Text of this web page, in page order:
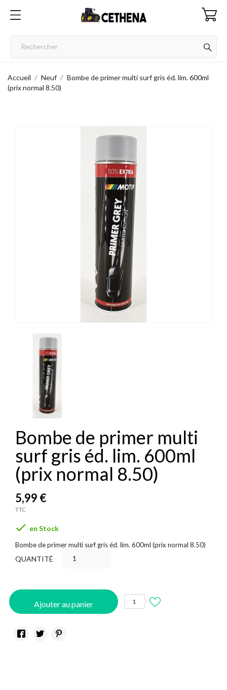
Accueil Neuf
Bombe de primer multi surf gris éd. lim. 600ml
(prix normal 8.50)
Bombe de primer multi
surf gris éd. lim. 600ml
(prix normal 8.50)
5,99 €
TTC
 en Stock
Bombe de primer multi surf gris éd. lim. 600ml (prix normal 8.50)
QUANTITÉ
Ajouter au panier 1